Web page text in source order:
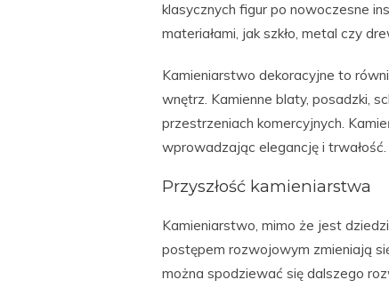
klasycznych figur po nowoczesne
materiałami, jak szkło, metal czy
Kamieniarstwo dekoracyjne to
wnętrz. Kamienne blaty, posadzki,
przestrzeniach komercyjnych.
wprowadzając elegancję i trwałość.
Przyszłość kamieniarstwa
Kamieniarstwo, mimo że jest
postępem rozwojowym zmieniają
można spodziewać się dalszego